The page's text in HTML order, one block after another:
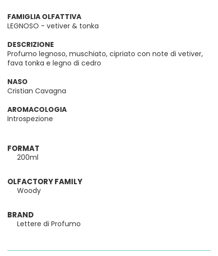
FAMIGLIA OLFATTIVA
LEGNOSO - vetiver & tonka
DESCRIZIONE
Profumo legnoso, muschiato, cipriato con note di vetiver,
fava tonka e legno di cedro
NASO
Cristian Cavagna
AROMACOLOGIA
Introspezione
FORMAT
200ml
OLFACTORY FAMILY
Woody
BRAND
Lettere di Profumo